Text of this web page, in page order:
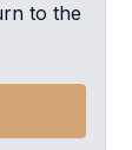
to the